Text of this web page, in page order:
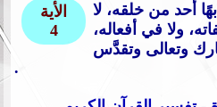
الأية
4
أحد من خلقه، لا
ولا في أفعاله،
.